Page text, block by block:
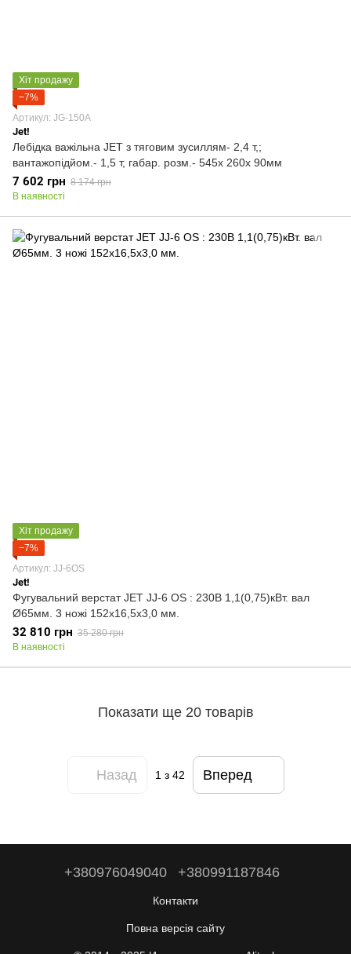
Хіт продажу
−7%
Артикул: JG-150A
Jet!
Лебідка важільна JET з тяговим зусиллям- 2,4 т,;
вантажопідйом.- 1,5 т, габар. розм.- 545х 260х 90мм
7 602 грн 8 174 грн
В наявності
Хіт продажу
−7%
Артикул: JJ-6OS
Jet!
Фугувальний верстат JET JJ-6 OS : 230В 1,1(0,75)кВт. вал
Ø65мм. 3 ножі 152х16,5х3,0 мм.
32 810 грн 35 280 грн
В наявності
Показати ще 20 товарів
Назад 1 з 42 Вперед
+380976049040 +380991187846
Контакти
Повна версія сайту